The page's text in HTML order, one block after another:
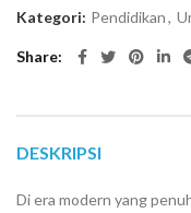
Kategori: Pendidikan,
Share
DESKRIPSI
Di era modern yang